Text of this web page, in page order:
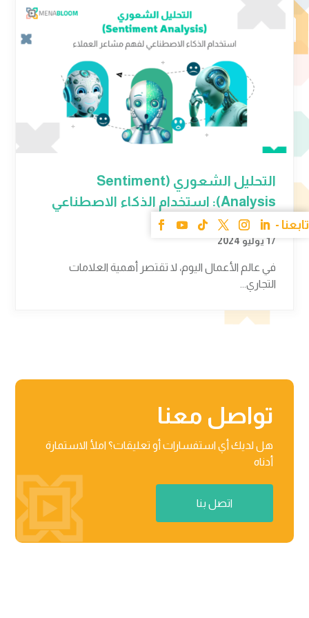
التحليل الشعوري (Sentiment
Analysis): استخدام الذكاء الاصطناعي
لفهم مشاعر العملاء
17 يوليو 2024
في عالم الأعمال اليوم، لا تقتصر أهمية العلامات
التجاري...
اتصل بنا
تواصل معنا
هل لديك أي استفسارات أو تعليقات؟ املأ الاستمارة
أدناه